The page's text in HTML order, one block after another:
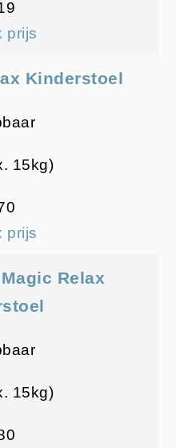
prijs
Kinderstoel
15kg)
prijs
Relax
15kg)